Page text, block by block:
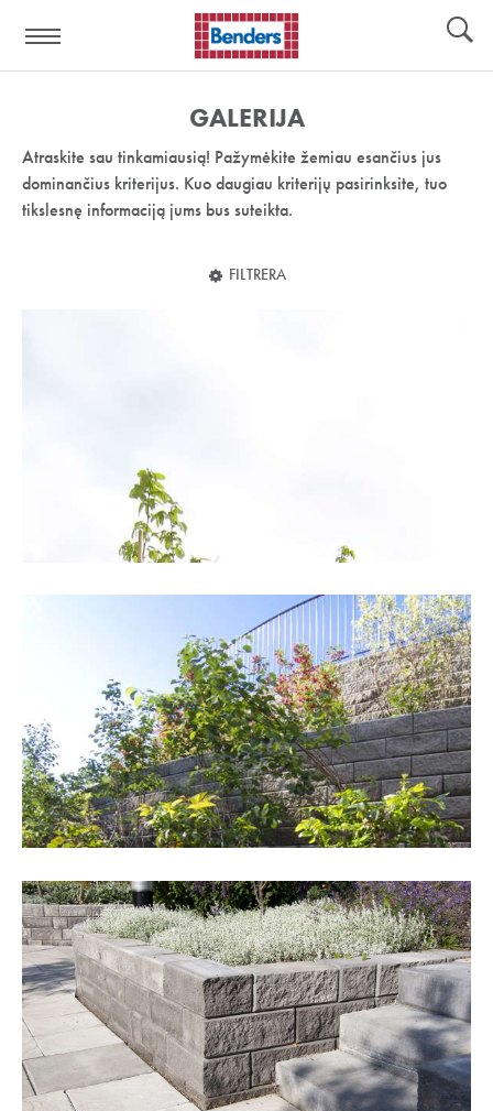
nuoroda:
GALERIJA
Atraskite sau tinkamiausią! Pažymėkite žemiau esančius jus
dominančius kriterijus. Kuo daugiau kriterijų pasirinksite, tuo
tikslesnę informaciją jums bus suteikta.
FILTRERA